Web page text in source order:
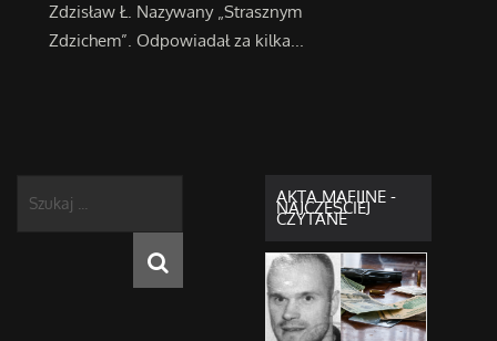
Zdzisław Ł. Nazywany „Strasznym
Zdzichem”. Odpowiadał za kilka...
AKTA MAFIJNE -
NAJCZĘŚCIEJ
CZYTANE